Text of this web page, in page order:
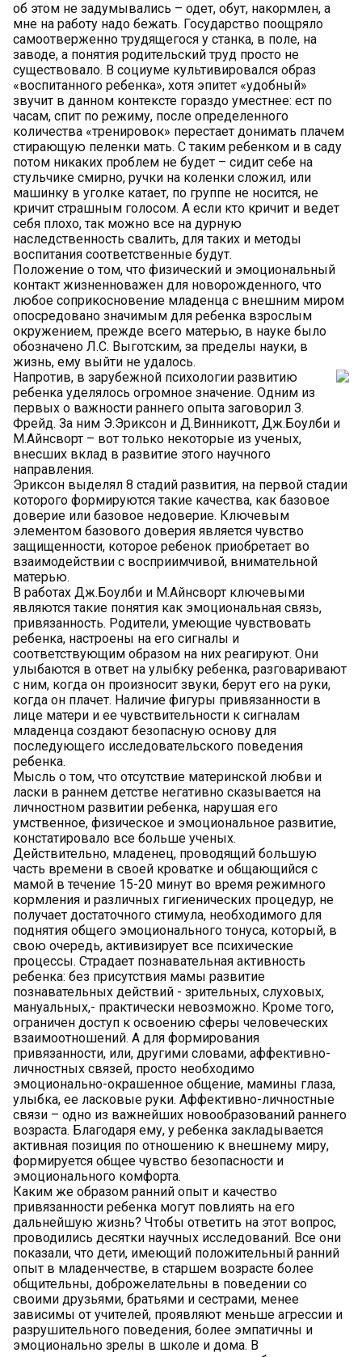
об этом не задумывались – одет, обут, накормлен, а
мне на работу надо бежать. Государство поощряло
самоотверженно трудящегося у станка, в поле, на
заводе, а понятия родительский труд просто не
существовало. В социуме культивировался образ
«воспитанного ребенка», хотя эпитет «удобный»
звучит в данном контексте гораздо уместнее: ест по
часам, спит по режиму, после определенного
количества «тренировок» перестает донимать плачем
стирающую пеленки мать. С таким ребенком и в саду
потом никаких проблем не будет – сидит себе на
стульчике смирно, ручки на коленки сложил, или
машинку в уголке катает, по группе не носится, не
кричит страшным голосом. А если кто кричит и ведет
себя плохо, так можно все на дурную
наследственность свалить, для таких и методы
воспитания соответственные будут.
Положение о том, что физический и эмоциональный
контакт жизненноважен для новорожденного, что
любое соприкосновение младенца с внешним миром
опосредовано значимым для ребенка взрослым
окружением, прежде всего матерью, в науке было
обозначено Л.С. Выготским, за пределы науки, в
жизнь, ему выйти не удалось.
Напротив, в зарубежной психологии развитию
ребенка уделялось огромное значение. Одним из
первых о важности раннего опыта заговорил З.
Фрейд. За ним Э.Эриксон и Д.Винникотт, Дж.Боулби и
М.Айнсворт – вот только некоторые из ученых,
внесших вклад в развитие этого научного
направления.
Эриксон выделял 8 стадий развития, на первой стадии
которого формируются такие качества, как базовое
доверие или базовое недоверие. Ключевым
элементом базового доверия является чувство
защищенности, которое ребенок приобретает во
взаимодействии с восприимчивой, внимательной
матерью.
В работах Дж.Боулби и М.Айнсворт ключевыми
являются такие понятия как эмоциональная связь,
привязанность. Родители, умеющие чувствовать
ребенка, настроены на его сигналы и
соответствующим образом на них реагируют. Они
улыбаются в ответ на улыбку ребенка, разговаривают
с ним, когда он произносит звуки, берут его на руки,
когда он плачет. Наличие фигуры привязанности в
лице матери и ее чувствительности к сигналам
младенца создают безопасную основу для
последующего исследовательского поведения
ребенка.
Мысль о том, что отсутствие материнской любви и
ласки в раннем детстве негативно сказывается на
личностном развитии ребенка, нарушая его
умственное, физическое и эмоциональное развитие,
констатировало все больше ученых.
Действительно, младенец, проводящий большую
часть времени в своей кроватке и общающийся с
мамой в течение 15-20 минут во время режимного
кормления и различных гигиенических процедур, не
получает достаточного стимула, необходимого для
поднятия общего эмоционального тонуса, который, в
свою очередь, активизирует все психические
процессы. Страдает познавательная активность
ребенка: без присутствия мамы развитие
познавательных действий - зрительных, слуховых,
мануальных,- практически невозможно. Кроме того,
ограничен доступ к освоению сферы человеческих
взаимоотношений. А для формирования
привязанности, или, другими словами, аффективно-
личностных связей, просто необходимо
эмоционально-окрашенное общение, мамины глаза,
улыбка, ее ласковые руки. Аффективно-личностные
связи – одно из важнейших новообразований раннего
возраста. Благодаря ему, у ребенка закладывается
активная позиция по отношению к внешнему миру,
формируется общее чувство безопасности и
эмоционального комфорта.
Каким же образом ранний опыт и качество
привязанности ребенка могут повлиять на его
дальнейшую жизнь? Чтобы ответить на этот вопрос,
проводились десятки научных исследований. Все они
показали, что дети, имеющий положительный ранний
опыт в младенчестве, в старшем возрасте более
общительны, доброжелательны в поведении со
своими друзьями, братьями и сестрами, менее
зависимы от учителей, проявляют меньше агрессии и
разрушительного поведения, более эмпатичны и
эмоционально зрелы в школе и дома. В